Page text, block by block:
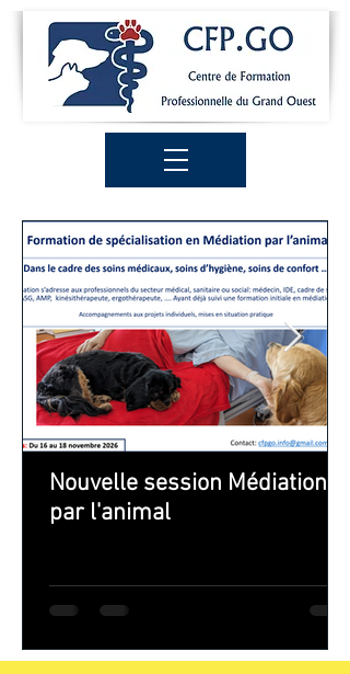
Nouvelle session Médiation
par l'animal